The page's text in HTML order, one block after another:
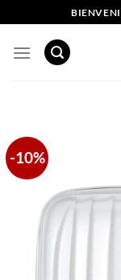
al
contenido
-10%